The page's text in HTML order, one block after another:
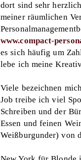
dort sind sehr
meiner räumlichen
www.compact-
es sich häufig um
lebe ich meine
Viele bezeichnen
Job treibe ich viel
Schreiben und der
Essen und feinen
Weißburgunder) von